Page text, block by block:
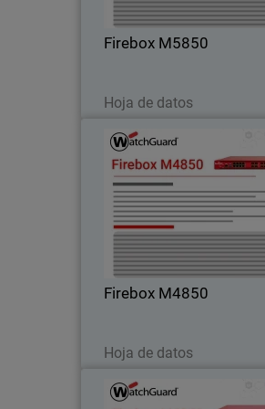
Firebox M5850
Hoja de datos
ideal para entornos de
Firebox M4850
Hoja de datos
Disfrute alto rendimiento en
UTM, VPN e inspección
para clientes que necesitan